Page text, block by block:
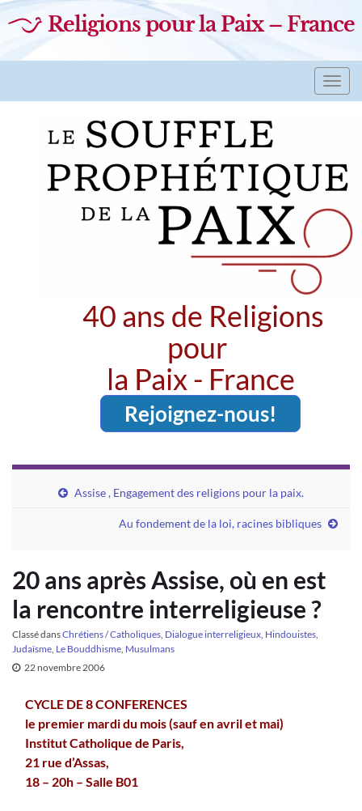
Religions pour la Paix – France
40 ans de Religions
pour
la Paix - France
Rejoignez-nous!
Assise , Engagement des religions pour la paix.
Au fondement de la loi, racines bibliques
20 ans après Assise, où en est
la rencontre interreligieuse ?
Classé dansChrétiens / Catholiques Dialogue interreligieux Hindouistes
Judaïsme Le Bouddhisme Musulmans
22 novembre 2006
CYCLE DE 8 CONFERENCES
le premier mardi du mois (sauf en avril et mai)
Institut Catholique de Paris,
21 rue d’Assas,
18 – 20h – Salle B01